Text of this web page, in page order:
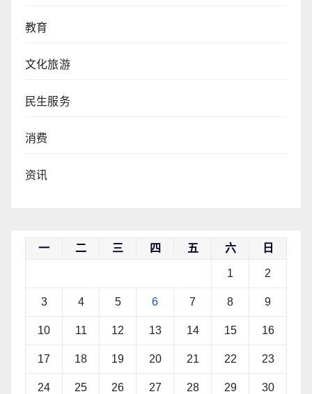
教育
文化旅游
民生服务
消费
资讯
一 二 三 四 五 六 日
1 2
3 4 5 6 7 8 9
10 11 12 13 14 15 16
17 18 19 20 21 22 23
24 25 26 27 28 29 30